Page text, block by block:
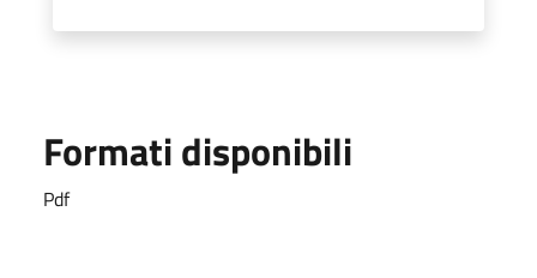
Formati disponibili
Pdf